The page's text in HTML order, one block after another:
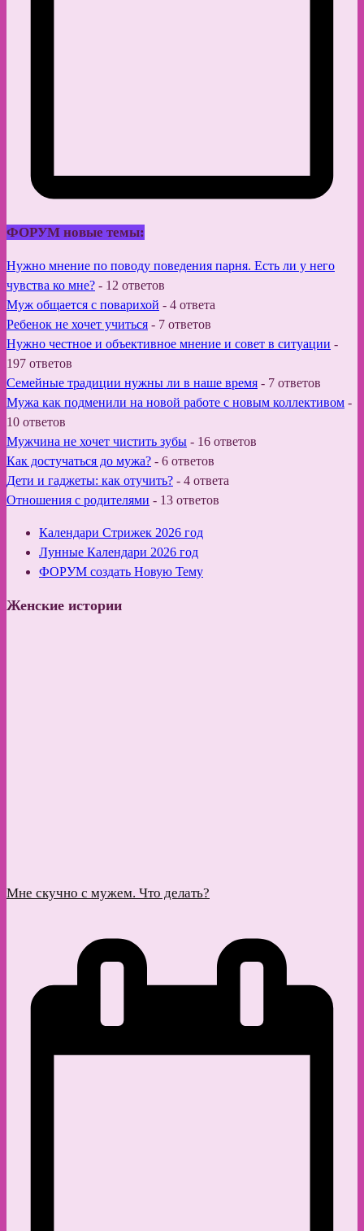
ФОРУМ новые темы:
Нужно мнение по поводу поведения парня. Есть ли у него
чувства ко мне? - 12 ответов
Муж общается с поварихой - 4 ответа
Ребенок не хочет учиться - 7 ответов
Нужно честное и объективное мнение и совет в ситуации -
197 ответов
Семейные традиции нужны ли в наше время - 7 ответов
Мужа как подменили на новой работе с новым коллективом -
10 ответов
Мужчина не хочет чистить зубы - 16 ответов
Как достучаться до мужа? - 6 ответов
Дети и гаджеты: как отучить? - 4 ответа
Отношения с родителями - 13 ответов
Календари Стрижек 2026 год
Лунные Календари 2026 год
ФОРУМ создать Новую Тему
Женские истории
Мне скучно с мужем. Что делать?